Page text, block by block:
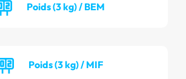
Poids (3 kg) / BEM
Poids (3 kg) / MIF